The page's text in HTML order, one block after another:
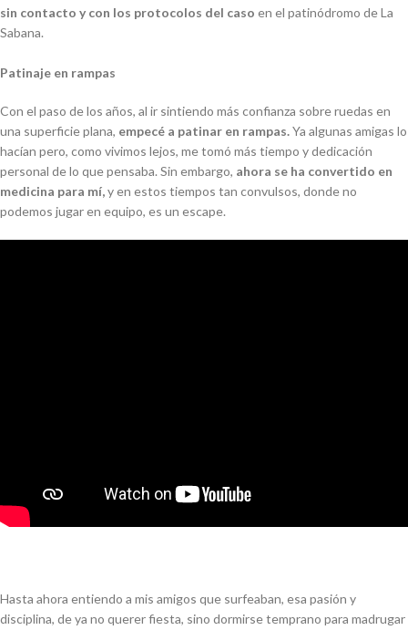
sin contacto y con los protocolos del caso en el patinódromo de La
Sabana.
Patinaje en rampas
Con el paso de los años, al ir sintiendo más confianza sobre ruedas en
una superficie plana, empecé a patinar en rampas.Ya algunas amigas lo
hacían pero, como vivimos lejos, me tomó más tiempo y dedicación
personal de lo que pensaba. Sin embargo, ahora se ha convertido en
medicina para mí,y en estos tiempos tan convulsos, donde no
podemos jugar en equipo, es un escape.
Hasta ahora entiendo a mis amigos que surfeaban, esa pasión y
disciplina, de ya no querer fiesta, sino dormirse temprano para madrugar